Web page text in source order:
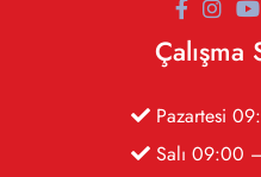
Çalışma
Pazartesi
Salı 09:00